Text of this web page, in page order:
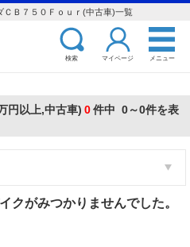
ＣＢ７５０Ｆｏｕｒ(中古車)一覧
検索 マイページ メニュー
円以上,中古車) 0件中 0～0件を表
クがみつかりませんでした。